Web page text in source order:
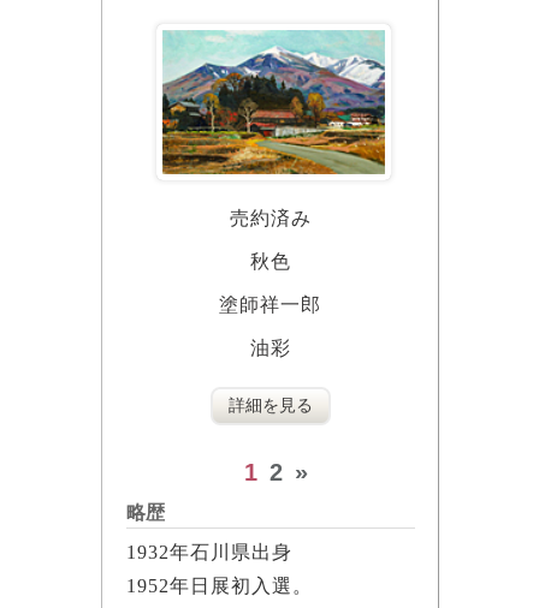
売約済み
秋色
塗師祥一郎
油彩
詳細を見る
1 2 »
略歴
1932年石川県出身
1952年日展初入選。